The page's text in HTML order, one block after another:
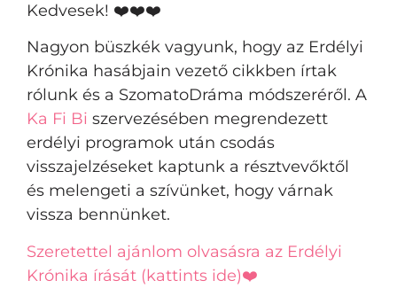
Kedvesek! ❤️❤️❤️
Nagyon büszkék vagyunk, hogy az Erdélyi
Krónika hasábjain vezető cikkben írtak
rólunk és a SzomatoDráma módszeréről. A
Ka Fi Bi szervezésében megrendezett
erdélyi programok után csodás
visszajelzéseket kaptunk a résztvevőktől
és melengeti a szívünket, hogy várnak
vissza bennünket.
Szeretettel ajánlom olvasásra az Erdélyi
Krónika írását (kattints ide)❤️